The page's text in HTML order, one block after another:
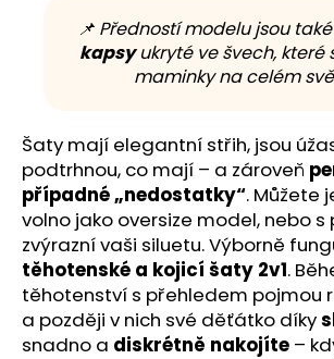
📌 Předností modelu jsou také
kapsyukryté ve švech, které
maminky na celém
Šaty mají elegantní střih, jsou
podtrhnou, co mají – a zároveň
případné „nedostatky“. Můžete
volno jako oversize model, nebo s
zvýrazní vaši siluetu. Výborně
těhotenské a kojicí šaty 2v1.
těhotenství s přehledem pojmou
a později v nich své děťátko díky
snadno a diskrétně nakojíte –